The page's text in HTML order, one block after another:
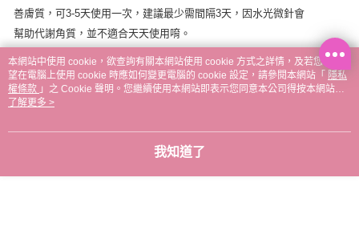
善膚質，可3-5天使用一次，建議最少需間隔3天，因水光微針會
幫助代謝角質，並不適合天天使用唷。
Q3.敏感＆敏弱肌 or孕婦是否可使用？
本產品無添加任何防腐劑、香精、酸類等化學物，並通過韓國皮
醫美後、酒糟肌、痘肌是否可以使用？
本網站中使用 cookie，欲查詢有關本網站使用 cookie 方式之詳情，及若您不希
望在電腦上使用 cookie 時應如何變更電腦的 cookie 設定，請參閱本網站「 隱私
權條款 」之 Cookie 聲明。您繼續使用本網站即表示您同意本公司得按本網站使
用條款之 Cookie 聲明使用 cookie。
了解更多 >
我知道了